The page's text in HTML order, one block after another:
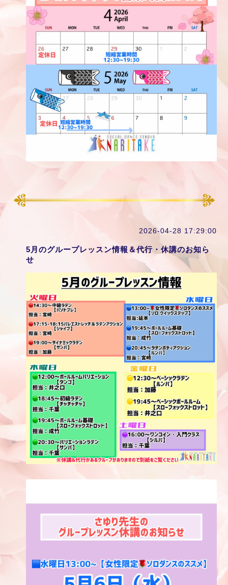
2026-04-28 17:29:00
5月のグループレッスン情報＆代行・休講のお知ら
せ